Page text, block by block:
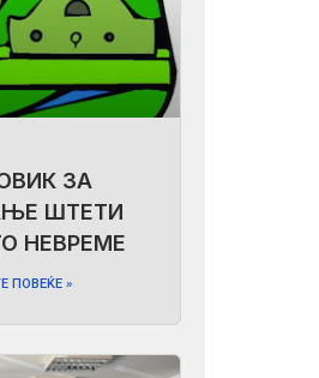
ЗА
ШТЕТИ
НЕВРЕМЕ
ПОВЕЌЕ »